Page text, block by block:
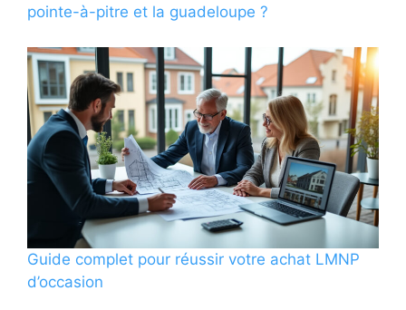
pointe-à-pitre et la guadeloupe ?
Guide complet pour réussir votre achat LMNP
d’occasion